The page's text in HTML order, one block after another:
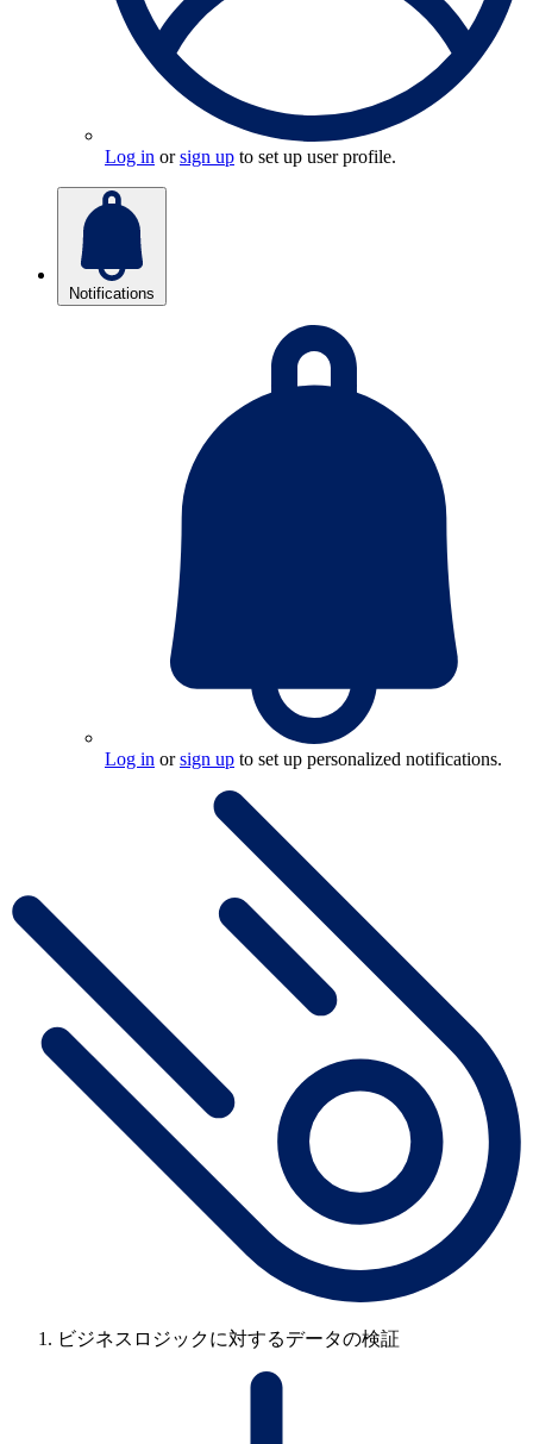
Log in orsign up to set up user profile.
Notifications
Log in orsign up to set up personalized notifications.
ビジネスロジックに対するデータの検証